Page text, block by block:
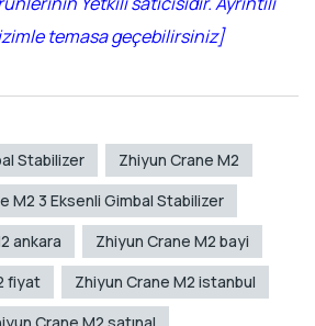
temasa geçebilirsiniz]
Stabilizer
Zhiyun Crane M2
M2 3 Eksenli Gimbal Stabilizer
ankara
Zhiyun Crane M2 bayi
fiyat
Zhiyun Crane M2 istanbul